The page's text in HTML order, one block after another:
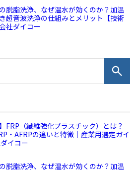
脱脂洗浄、なぜ温水が効くのか？加温
超音波洗浄の仕組みとメリット【技術
社ダイコー
FRP（繊維強化プラスチック）とは？
・AFRPの違いと特徴｜産業用選定ガイ
イコー
脱脂洗浄、なぜ温水が効くのか？加温